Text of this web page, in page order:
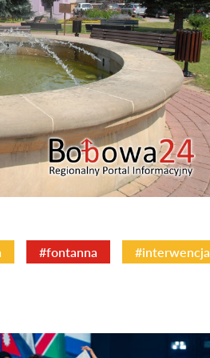
#fontanna #interwencja